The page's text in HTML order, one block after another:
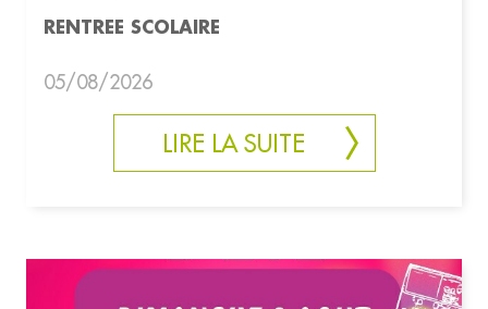
RENTREE SCOLAIRE
05/08/2026
LIRE LA SUITE